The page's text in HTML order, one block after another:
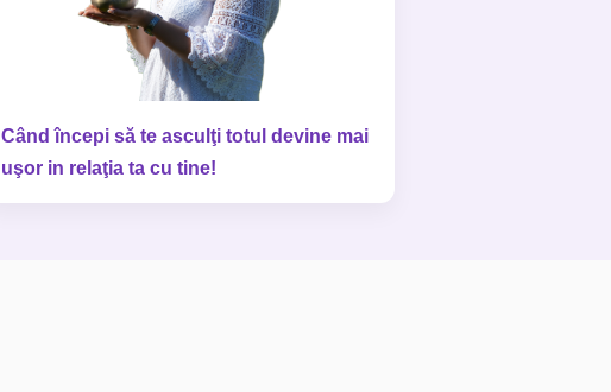
Când începi să te asculţi totul devine mai
uşor in relaţia ta cu tine!